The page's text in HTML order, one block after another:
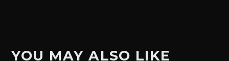
YOU MAY ALSO LIKE